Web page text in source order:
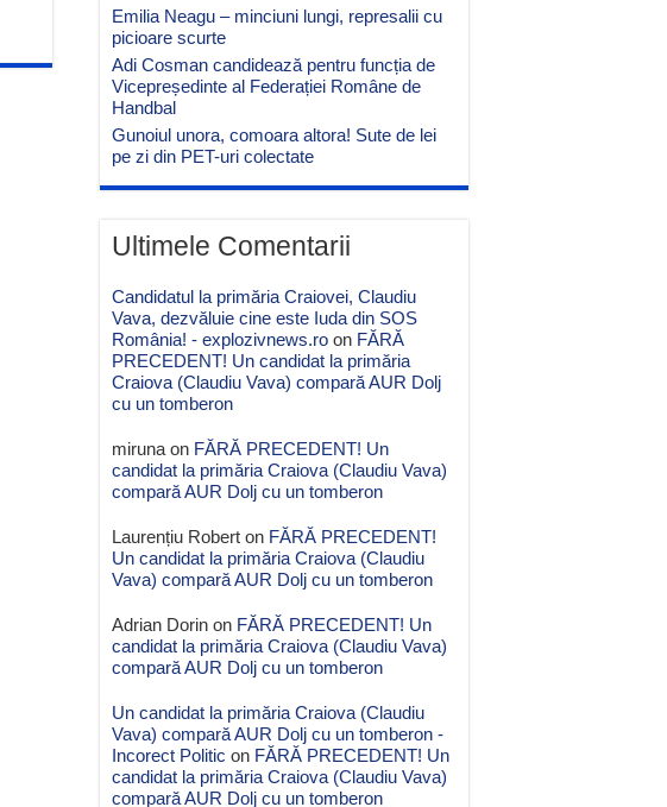
Emilia Neagu – minciuni lungi, represalii cu
picioare scurte
Adi Cosman candidează pentru funcția de
Vicepreședinte al Federației Române de
Handbal
Gunoiul unora, comoara altora! Sute de lei
pe zi din PET-uri colectate
Ultimele Comentarii
Candidatul la primăria Craiovei, Claudiu
Vava, dezvăluie cine este Iuda din SOS
România! - explozivnews.ro on FĂRĂ
PRECEDENT! Un candidat la primăria
Craiova (Claudiu Vava) compară AUR Dolj
cu un tomberon
miruna on FĂRĂ PRECEDENT! Un
candidat la primăria Craiova (Claudiu Vava)
compară AUR Dolj cu un tomberon
Laurențiu Robert on FĂRĂ PRECEDENT!
Un candidat la primăria Craiova (Claudiu
Vava) compară AUR Dolj cu un tomberon
Adrian Dorin on FĂRĂ PRECEDENT! Un
candidat la primăria Craiova (Claudiu Vava)
compară AUR Dolj cu un tomberon
Un candidat la primăria Craiova (Claudiu
Vava) compară AUR Dolj cu un tomberon -
Incorect Politic on FĂRĂ PRECEDENT! Un
candidat la primăria Craiova (Claudiu Vava)
compară AUR Dolj cu un tomberon